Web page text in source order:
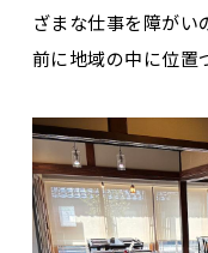
ざまな仕事を障がい
前に地域の中に位置